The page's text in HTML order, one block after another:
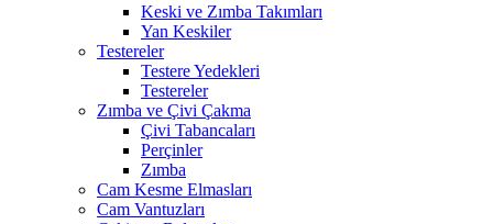
Keski ve Zımba Takımları
Yan Keskiler
Testereler
Testere Yedekleri
Testereler
Zımba ve Çivi Çakma
Çivi Tabancaları
Perçinler
Zımba
Cam Kesme Elmasları
Cam Vantuzları